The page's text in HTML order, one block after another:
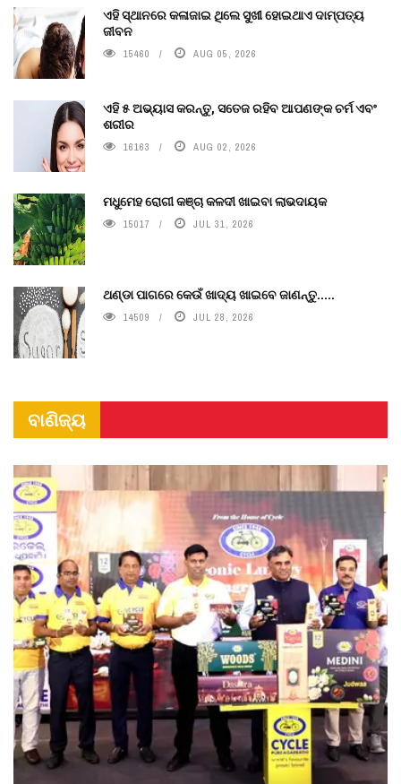
ଏହି ସ୍ଥାନରେ କଳାଜାଇ ଥିଲେ ସୁଖୀ ହୋଇଥାଏ ଦାମ୍ପତ୍ୟ
ଜୀବନ
15460 AUG 05, 2026
ଏହି ୫ ଅଭ୍ୟାସ କରନ୍ତୁ, ସତେଜ ରହିବ ଆପଣଙ୍କ ଚର୍ମ ଏବଂ
ଶରୀର
16163 AUG 02, 2026
ମଧୁମେହ ରୋଗୀ କଞ୍ଚା କଳଦୀ ଖାଇବା ଲାଭଦାୟକ
15017 JUL 31, 2026
ଥଣ୍ଡା ପାଗରେ କେଉଁ ଖାଦ୍ୟ ଖାଇବେ ଜାଣନ୍ତୁ.....
14509 JUL 28, 2026
ବାଣିଜ୍ୟ